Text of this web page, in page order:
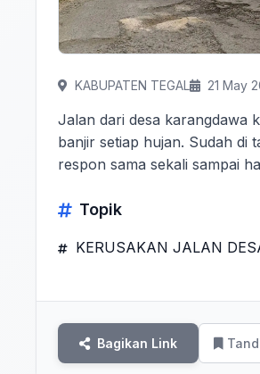
KABUPATEN TEGAL 21 May
Jalan dari desa karangdawa
banjir setiap hujan. Sudah di
respon sama sekali sampai
Topik
KERUSAKAN JALAN
Bagikan Link